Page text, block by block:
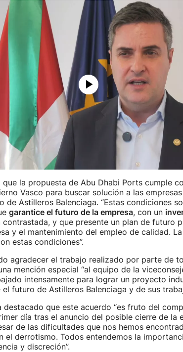
la propuesta de Abu Dhabi Ports cumple
Vasco para buscar solución a las
de Astilleros Balenciaga. “Estas condiciones
garantice el futuro de la empresa, con un
y que presente un plan de futuro
y el mantenimiento del empleo de calidad.
estas condiciones”.
agradecer el trabajo realizado por parte de
mención especial “al equipo de la
intensamente para lograr un proyecto
futuro de Astilleros Balenciaga y de sus
destacado que este acuerdo “es fruto del
día tras el anuncio del posible cierre de la
de las dificultades que nos hemos
el derrotismo. Todos entendemos la
y discreción”.